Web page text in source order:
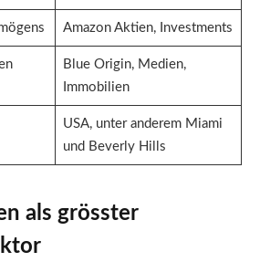
Amazon Aktien, Investments
Blue Origin, Medien,
Immobilien
USA, unter anderem Miami
und Beverly Hills
als grösster